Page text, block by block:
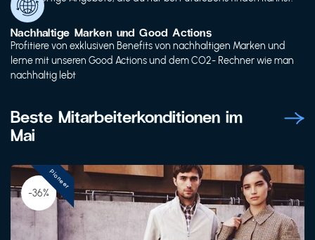
Nachhaltige Marken und Good Actions
Profitiere von exklusiven Benefits von nachhaltigen Marken und
lerne mit unseren Good Actions und dem CO2- Rechner wie man
nachhaltig lebt
Beste Mitarbeiterkonditionen im
Mai
-36%
Pioneer